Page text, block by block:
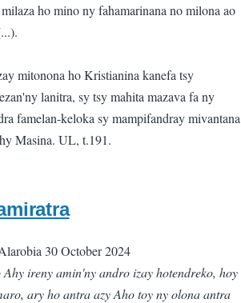
ho mino ny fahamarinana no milona ao
mitonona ho Kristianina kanefa tsy
lanitra, sy tsy mahita mazava fa ny
famelan-keloka sy mampifandray mivantana
Masina. UL, t.191.
30 October 2024
ireny amin'ny andro izay hotendreko, hoy
ary ho antra azy Aho toy ny olona antra